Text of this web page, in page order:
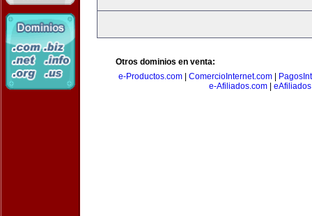
Otros dominios en venta:
e-Productos.com
ComercioInternet.com
e-Afiliados.com|